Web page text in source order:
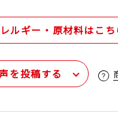
ルギー・原材料はこち
を投稿する